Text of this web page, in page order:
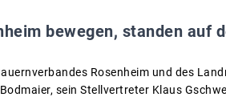
bewegen, standen auf
Rosenheim und des
sein Stellvertreter Klaus